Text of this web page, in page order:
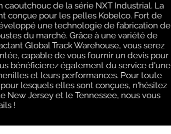
de la série NXT Industrial. La
conçue pour les pelles Kobelco. Fort de
une technologie de fabrication de
du marché. Grâce à une variété de
Global Track Warehouse, vous serez
capable de vous fournir un devis pour
bénéficierez également du service d'une
et leurs performances. Pour toute
lesquels elles sont conçues, n'hésitez
New Jersey et le Tennessee, nous vous
!